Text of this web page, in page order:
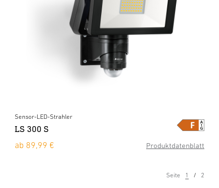
Produktdatenblatt
Sensor-LED-Strahler
LS 300 S
ab 89,99 €
Seite 1 2